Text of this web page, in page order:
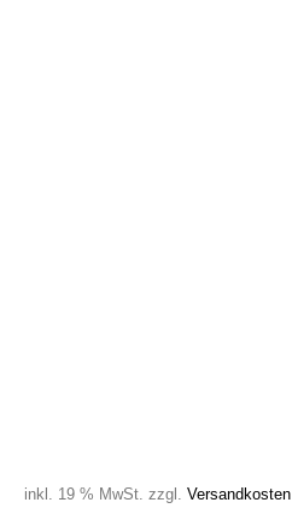
inkl. 19 % MwSt. zzgl.Versandkosten